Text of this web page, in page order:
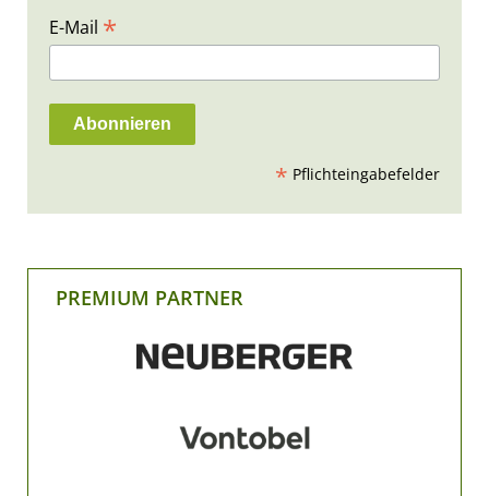
E-Mail *
* Pflichteingabefelder
PREMIUM PARTNER